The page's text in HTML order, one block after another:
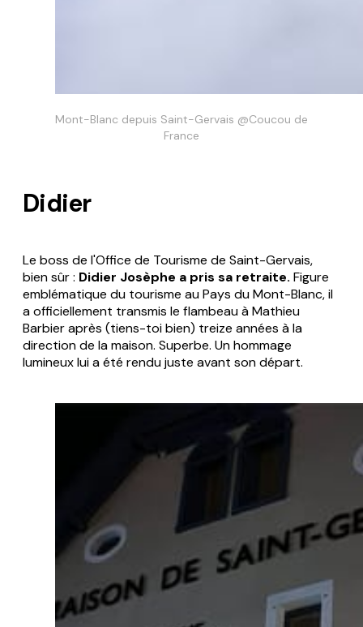
Mont-Blanc depuis Saint-Gervais @Coucou de
France
Didier
Le boss de l'Office de Tourisme de Saint-Gervais,
bien sûr : Didier Josèphe a pris sa retraite. Figure
emblématique du tourisme au Pays du Mont-Blanc, il
a officiellement transmis le flambeau à Mathieu
Barbier après (tiens-toi bien) treize années à la
direction de la maison. Superbe. Un hommage
lumineux lui a été rendu juste avant son départ.